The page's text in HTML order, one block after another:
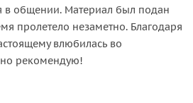
в общении. Материал был подан
пролетело незаметно. Благодаря
влюбилась во
рекомендую!